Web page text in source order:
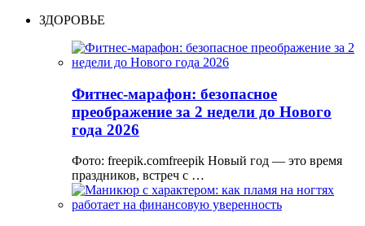
ЗДОРОВЬЕ
Фитнес-марафон: безопасное
преображение за 2 недели до Нового
года 2026
Фото: freepik.comfreepik Новый год — это время
праздников, встреч с …